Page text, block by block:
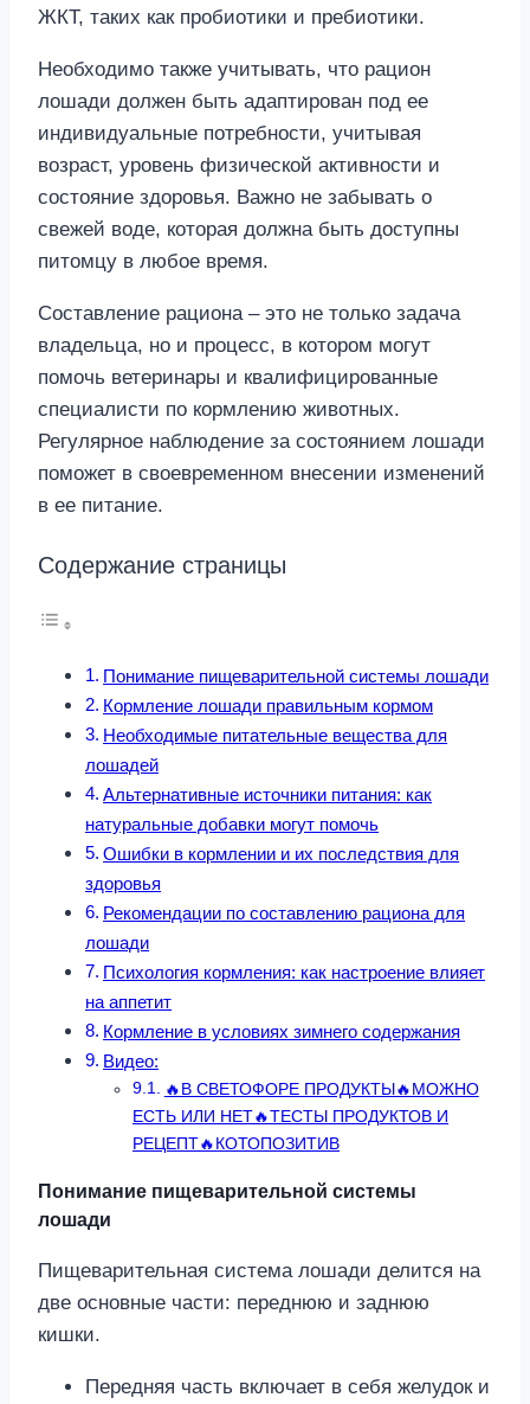
ЖКТ, таких как пробиотики и пребиотики.
Необходимо также учитывать, что рацион
лошади должен быть адаптирован под ее
индивидуальные потребности, учитывая
возраст, уровень физической активности и
состояние здоровья. Важно не забывать о
свежей воде, которая должна быть доступны
питомцу в любое время.
Составление рациона – это не только задача
владельца, но и процесс, в котором могут
помочь ветеринары и квалифицированные
специалисти по кормлению животных.
Регулярное наблюдение за состоянием лошади
поможет в своевременном внесении изменений
в ее питание.
Содержание страницы
Понимание пищеварительной системы лошади
Кормление лошади правильным кормом
Необходимые питательные вещества для
лошадей
Альтернативные источники питания: как
натуральные добавки могут помочь
Ошибки в кормлении и их последствия для
здоровья
Рекомендации по составлению рациона для
лошади
Психология кормления: как настроение влияет
на аппетит
Кормление в условиях зимнего содержания
Видео:
🔥В СВЕТОФОРЕ ПРОДУКТЫ🔥МОЖНО
ЕСТЬ ИЛИ НЕТ🔥ТЕСТЫ ПРОДУКТОВ И
РЕЦЕПТ🔥КОТОПОЗИТИВ
Понимание пищеварительной системы
лошади
Пищеварительная система лошади делится на
две основные части: переднюю и заднюю
кишки.
Передняя часть включает в себя желудок и